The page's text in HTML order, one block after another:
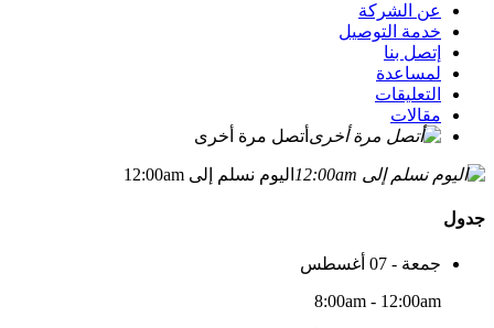
عن الشركة
خدمة التوصيل
إتصل بنا
لمساعدة
التعليقات
مقالات
أتصل مرة أخرى
اليوم نسلم إلى 12:00am
جدول
جمعة - 07 أغسطس
8:00am - 12:00am